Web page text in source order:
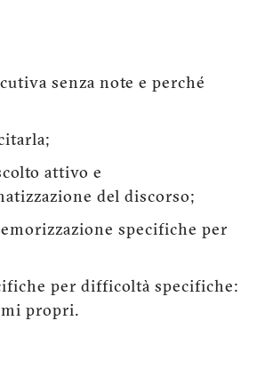
senza note e perché
attivo e
del discorso;
specifiche per
per difficoltà specifiche:
propri.